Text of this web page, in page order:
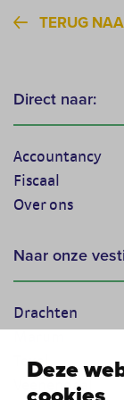
Deze
TERUG
Direct naar:
Accountancy
Fiscaal
Over ons
Naar onze
Drachten
Texel
Veenendaal